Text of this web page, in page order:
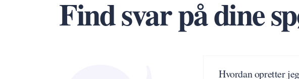
Find svar på dine
Hvordan opretter